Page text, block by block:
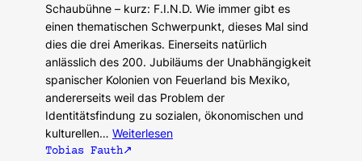
Schaubühne – kurz: F.I.N.D. Wie immer gibt es
einen thematischen Schwerpunkt, dieses Mal sind
dies die drei Amerikas. Einerseits natürlich
anlässlich des 200. Jubiläums der Unabhängigkeit
spanischer Kolonien von Feuerland bis Mexiko,
andererseits weil das Problem der
Identitätsfindung zu sozialen, ökonomischen und
kulturellen… Weiterlesen
Tobias Fauth